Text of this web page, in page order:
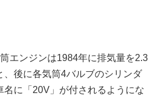
エンジンは1984年に排気量を2.3
、後に各気筒4バルブのシリンダ
名に「20V」が付されるようにな